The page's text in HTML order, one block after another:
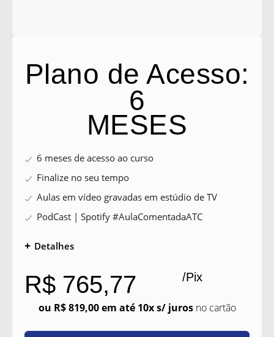
Plano de Acesso:
6
MESES
6 meses de acesso ao curso
Finalize no seu tempo
Aulas em vídeo gravadas em estúdio de TV
PodCast | Spotify #AulaComentadaATC
Detalhes
R$ 765,77 /Pix
ou R$ 819,00 em até 10x s/ jurosno cartão